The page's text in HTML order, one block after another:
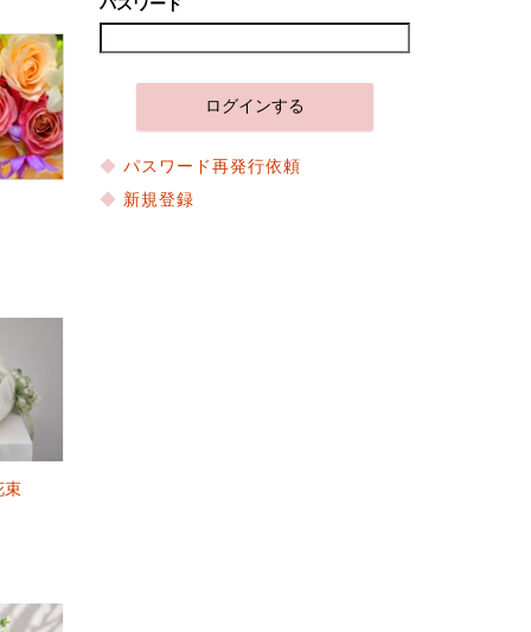
束
パスワード
パスワード再発行依頼
新規登録